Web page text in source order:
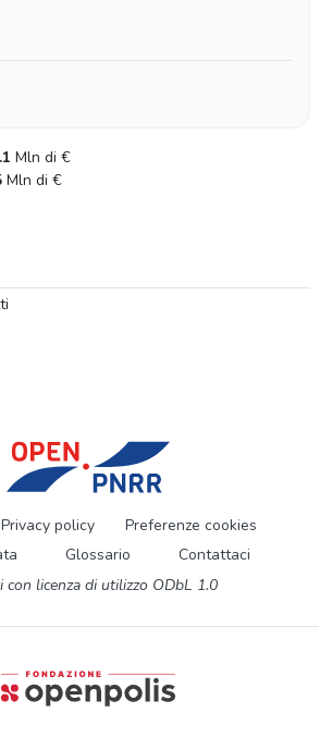
Mln di €
Mln di €
Privacy policy
Preferenze cookies
Glossario
Contattaci
con licenza di utilizzo ODbL 1.0